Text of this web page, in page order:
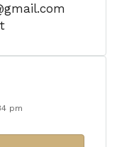
pm